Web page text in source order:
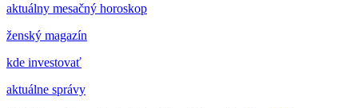
aktuálny mesačný horoskop
ženský magazín
kde investovať
aktuálne správy